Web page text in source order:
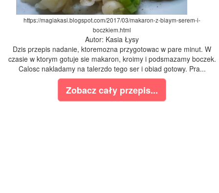
https://magiakasi.blogspot.com/2017/03/makaron-z-biaym-serem-i-
boczkiem.html
Autor: Kasia Łysy
Dzis przepis nadanie, ktoremozna przygotowac w pare minut. W
czasie w ktorym gotuje sie makaron, kroimy i podsmazamy boczek.
Calosc nakladamy na talerzdo tego ser i obiad gotowy. Pra...
Zobacz cały przepis...